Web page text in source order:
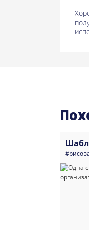
#косметология